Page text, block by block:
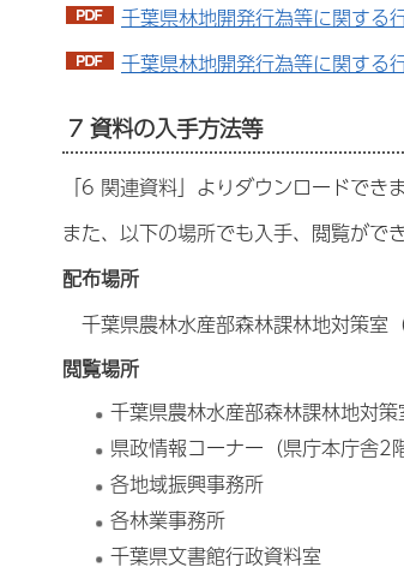
千葉県林地開発行為等に関する
千葉県林地開発行為等に関する
7 資料の入手方法等
「6 関連資料」よりダウンロードできま
また、以下の場所でも入手、閲覧ができ
配布場所
千葉県農林水産部森林課林地対策室
閲覧場所
千葉県農林水産部森林課林地対策
県政情報コーナー（県庁本庁舎2階
各地域振興事務所
各林業事務所
千葉県文書館行政資料室